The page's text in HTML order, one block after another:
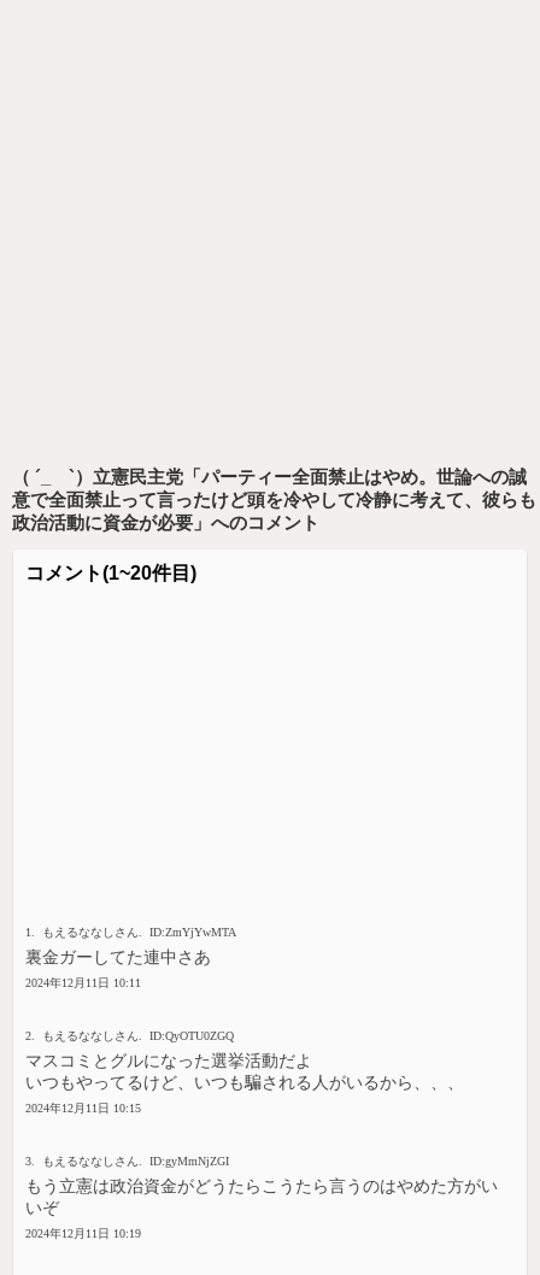
（ ´_ゝ`）立憲民主党「パーティー全面禁止はやめ。世論への誠
意で全面禁止って言ったけど頭を冷やして冷静に考えて、彼らも
政治活動に資金が必要」 へのコメント
コメント(1~20件目)
1. もえるななしさん. ID:ZmYjYwMTA
裏金ガーしてた連中さあ
2024年12月11日 10:11
2. もえるななしさん. ID:QyOTU0ZGQ
マスコミとグルになった選挙活動だよ
いつもやってるけど、いつも騙される人がいるから、、、
2024年12月11日 10:15
3. もえるななしさん. ID:gyMmNjZGI
もう立憲は政治資金がどうたらこうたら言うのはやめた方がい
いぞ
2024年12月11日 10:19